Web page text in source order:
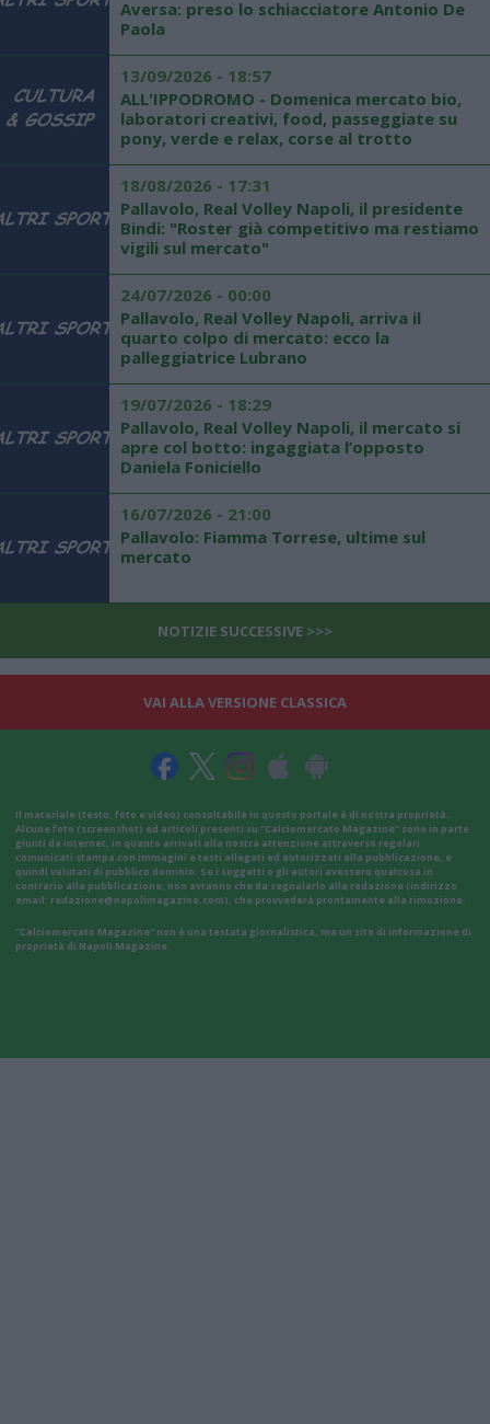
Aversa: preso lo schiacciatore Antonio De
Paola
13/09/2026 - 18:57
ALL'IPPODROMO - Domenica mercato bio,
laboratori creativi, food, passeggiate su
pony, verde e relax, corse al trotto
18/08/2026 - 17:31
Pallavolo, Real Volley Napoli, il presidente
Bindi: "Roster già competitivo ma restiamo
vigili sul mercato"
24/07/2026 - 00:00
Pallavolo, Real Volley Napoli, arriva il
quarto colpo di mercato: ecco la
palleggiatrice Lubrano
19/07/2026 - 18:29
Pallavolo, Real Volley Napoli, il mercato si
apre col botto: ingaggiata l’opposto
Daniela Foniciello
16/07/2026 - 21:00
Pallavolo: Fiamma Torrese, ultime sul
mercato
NOTIZIE SUCCESSIVE >>>
VAI ALLA VERSIONE CLASSICA
Il materiale (testo, foto e video) consultabile in questo portale è di nostra proprietà.
Alcune foto (screenshot) ed articoli presenti su "Calciomercato Magazine" sono in parte
giunti da internet, in quanto arrivati alla nostra attenzione attraverso regolari
comunicati stampa con immagini e testi allegati ed autorizzati alla pubblicazione, e
quindi valutati di pubblico dominio. Se i soggetti o gli autori avessero qualcosa in
contrario alla pubblicazione, non avranno che da segnalarlo alla redazione (indirizzo
email: redazione@napolimagazine.com), che provvederà prontamente alla rimozione.
"Calciomercato Magazine" non è una testata giornalistica, ma un sito di informazione di
proprietà di Napoli Magazine.